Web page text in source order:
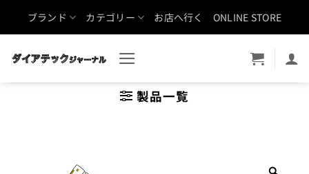
ブランド カテゴリー お店へ行く ONLINE STORE
製品一覧